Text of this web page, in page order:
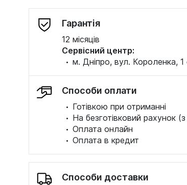
Гарантія
12 місяців
Сервісний центр:
·м. Дніпро, вул. Короленка,
Способи оплати
· Готівкою при отриманні
· На безготівковий рахунок
·Оплата онлайн
·Оплата в кредит
Способи доставки